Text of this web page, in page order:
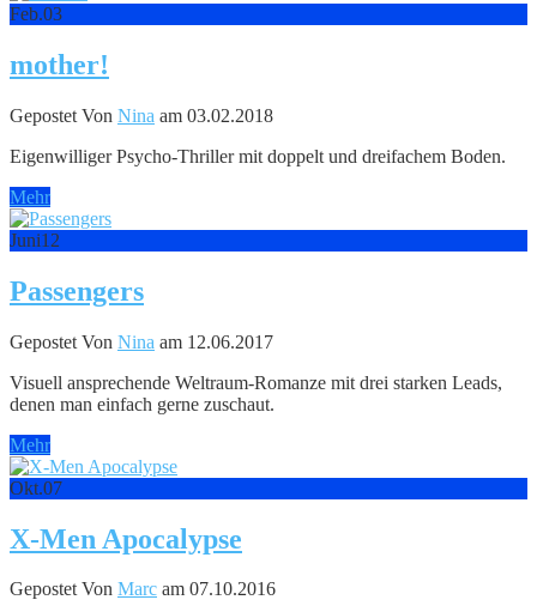
Feb.03
mother!
Gepostet Von Nina am 03.02.2018
Eigenwilliger Psycho-Thriller mit doppelt und dreifachem Boden.
Mehr
Juni12
Passengers
Gepostet Von Nina am 12.06.2017
Visuell ansprechende Weltraum-Romanze mit drei starken Leads,
denen man einfach gerne zuschaut.
Mehr
Okt.07
X-Men Apocalypse
Gepostet Von Marc am 07.10.2016